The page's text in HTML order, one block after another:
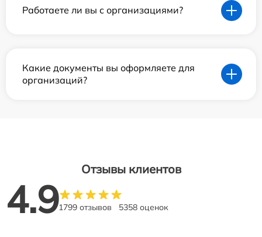
Работаете ли вы с организациями?
Какие документы вы оформляете для
организаций?
Отзывы клиентов
4.91799 отзывов 5358 оценок